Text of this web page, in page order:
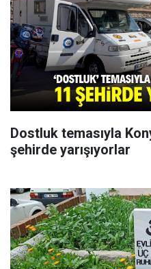
Dostluk temasıyla
şehirde yarışıyorlar